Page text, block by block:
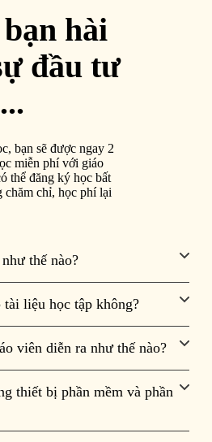
hài
đầu tư
bạn sẽ được ngay 2
miễn phí với giáo
thể đăng ký học bất
chăm chỉ, học phí lại
thế nào?
liệu học tập không?
viên diễn ra như thế nào?
thiết bị phần mềm và phần